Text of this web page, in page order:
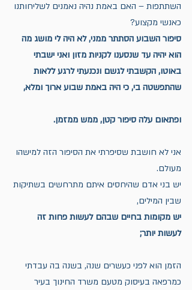
השתתפות – האם באמת נהיה נאמנים לשליחותנו
כאנשי מקצוע?
סיפור השבוע הסתתר ממני, לא היה לי מושג מה
הוא יהיה עד שנסענו לקניות מזון ואני ישבתי
באוטו, הקשבתי לגשם ונכנעתי לרגע ללאות
שהתפשטה בי, כי היה באמת שבוע ארוך ומלא,
ופתאום עלה סיפור קטן, ממש ממזמן.
אני לא חושבת שסיפרתי את הסיפור הזה למישהו
מעולם.
יש בני אדם שהיחסים איתם מתרחשים בשתיקות
שבין המילים,
יש מקומות בחיים שבהם לעשות פחות זה
לעשות יותר;
הזמן הוא לפני כעשרים שנה, בשנה בה עבדתי
כמרפאה בעיסוק מטעם משרד החינוך בעיר